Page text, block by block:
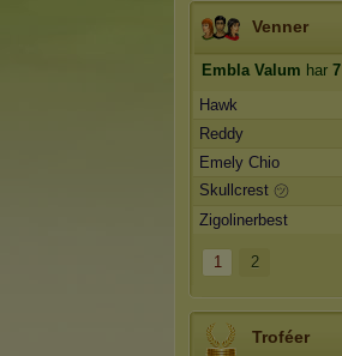
Venner
Embla Valum har 7
Hawk
Reddy
Emely Chio
Skullcrest ㋡
Zigolinerbest
1 2
Troféer